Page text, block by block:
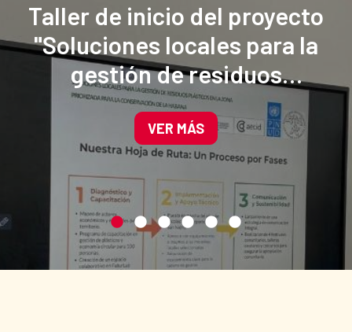
Taller de inicio del proyecto
"Soluciones locales para la
gestión de residuos
plásticos en la zona
priorizada para la
conservación de La
Habana".
VER MÁS